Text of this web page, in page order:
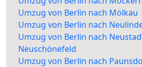
Umzug von Berlin nach Mölkau
Umzug von Berlin nach
Umzug von Berlin nach
Neuschönefeld
Umzug von Berlin nach